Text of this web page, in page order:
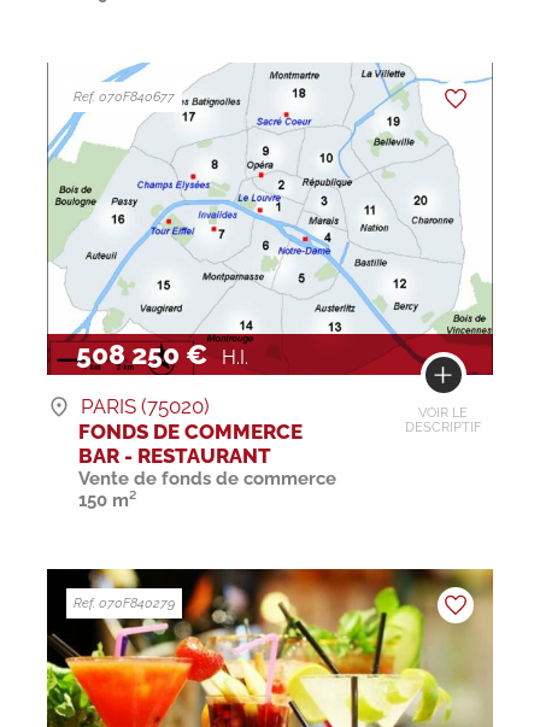
508 250 € H.I.
VOIR LE
DESCRIPTIF
Ref. 070F840677
PARIS (75020)
FONDS DE COMMERCE
BAR - RESTAURANT
Vente de fonds de commerce
150 m²
Ref. 070F840279